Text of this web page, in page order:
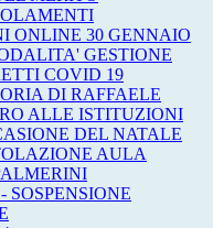
ONLINE 30 GENNAIO
GESTIONE
COVID 19
DI RAFFAELE
ALLE ISTITUZIONI
DEL NATALE
AULA